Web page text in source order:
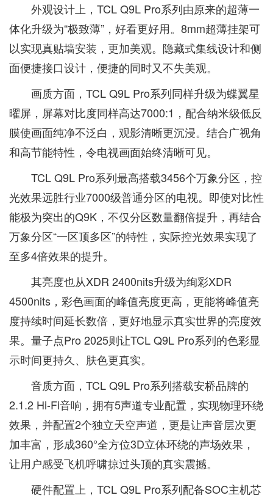
外观设计上，TCL Q9L Pro系列由原来的超薄一
体化升级为“极致薄”，好看更好用。8mm超薄挂架可
以实现真贴墙安装，更加美观。隐藏式集线设计和侧
面便捷接口设计，便捷的同时又不失美观。
画质方面，TCL Q9L Pro系列同样升级为蝶翼星
曜屏，屏幕对比度同样高达7000:1，配合纳米级低反
膜使画面纯净不泛白，观影清晰更沉浸。结合广视角
和高节能特性，令电视画面始终清晰可见。
TCL Q9L Pro系列最高搭载3456个万象分区，控
光效果远胜行业7000级普通分区的电视。即使对比性
能极为突出的Q9K，不仅分区数量翻倍提升，再结合
万象分区“一区顶多区”的特性，实际控光效果实现了
至多4倍效果的提升。
其亮度也从XDR 2400nits升级为绚彩XDR
4500nits，彩色画面的峰值亮度更高，更能将峰值亮
度持续时间延长数倍，更好地显示真实世界的亮度效
果。量子点Pro 2025则让TCL Q9L Pro系列的色彩显
示时间更持久、肤色更真实。
音质方面，TCL Q9L Pro系列搭载安桥品牌的
2.1.2 Hi-Fi音响，拥有5声道专业配置，实现物理环绕
效果，并配置2个独立天空声道，更是让声音层次更
加丰富，形成360°全方位3D立体环绕的声场效果，
让用户感受飞机呼啸掠过头顶的真实震撼。
硬件配置上，TCL Q9L Pro系列配备SOC主机芯